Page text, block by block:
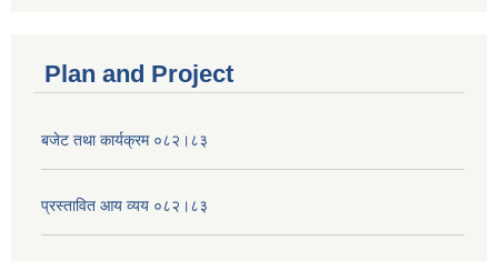
Plan and Project
बजेट तथा कार्यक्रम ०८२।८३
प्रस्तावित आय व्यय ०८२।८३